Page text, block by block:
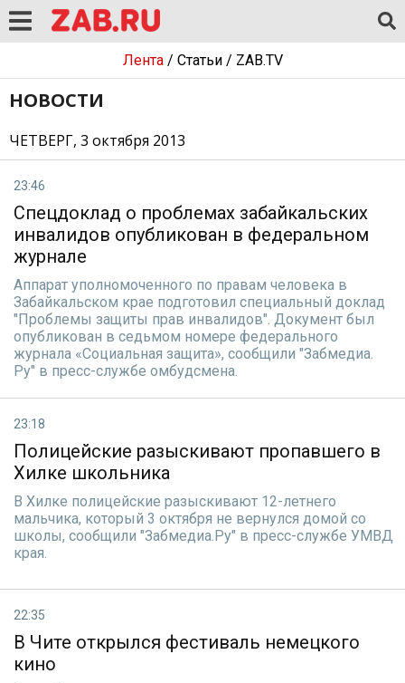
Лента/ Статьи/ ZAB.TV
НОВОСТИ
ЧЕТВЕРГ, 3 октября 2013
23:46
Спецдоклад о проблемах забайкальских
инвалидов опубликован в федеральном
журнале
Аппарат уполномоченного по правам человека в
Забайкальском крае подготовил специальный доклад
"Проблемы защиты прав инвалидов". Документ был
опубликован в седьмом номере федерального
журнала «Социальная защита», сообщили "Забмедиа.
Ру" в пресс-службе омбудсмена.
23:18
Полицейские разыскивают пропавшего в
Хилке школьника
В Хилке полицейские разыскивают 12-летнего
мальчика, который 3 октября не вернулся домой со
школы, сообщили "Забмедиа.Ру" в пресс-службе УМВД
края.
22:35
В Чите открылся фестиваль немецкого
кино